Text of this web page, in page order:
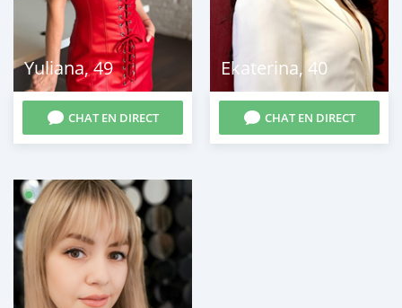
Yuliana,49
CHAT EN DIRECT
Ekaterina, 40
CHAT EN DIRECT